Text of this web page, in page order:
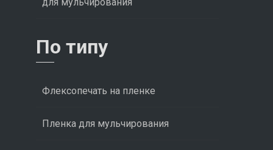
По типу
Флексопечать на пленке
Пленка для мульчирования